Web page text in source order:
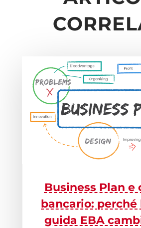
Business Plan e
bancario: perché
guida EBA